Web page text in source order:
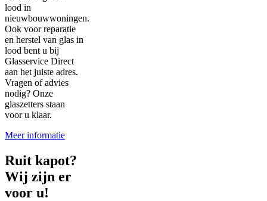
lood in
nieuwbouwwoningen.
Ook voor reparatie
en herstel van glas in
lood bent u bij
Glasservice Direct
aan het juiste adres.
Vragen of advies
nodig? Onze
glaszetters staan
voor u klaar.
Meer informatie
Ruit kapot?
Wij zijn er
voor u!